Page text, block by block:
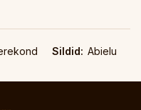
Sildid: Abielu